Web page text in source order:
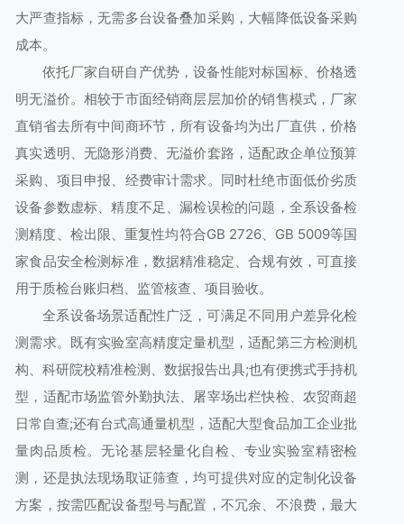
大严查指标，无需多台设备叠加采购，大幅降低设备采购
成本。
依托厂家自研自产优势，设备性能对标国标、价格透
明无溢价。相较于市面经销商层层加价的销售模式，厂家
直销省去所有中间商环节，所有设备均为出厂直供，价格
真实透明、无隐形消费、无溢价套路，适配政企单位预算
采购、项目申报、经费审计需求。同时杜绝市面低价劣质
设备参数虚标、精度不足、漏检误检的问题，全系设备检
测精度、检出限、重复性均符合GB 2726、GB 5009等国
家食品安全检测标准，数据精准稳定、合规有效，可直接
用于质检台账归档、监管核查、项目验收。
全系设备场景适配性广泛，可满足不同用户差异化检
测需求。既有实验室高精度定量机型，适配第三方检测机
构、科研院校精准检测、数据报告出具;也有便携式手持机
型，适配市场监管外勤执法、屠宰场出栏快检、农贸商超
日常自查;还有台式高通量机型，适配大型食品加工企业批
量肉品质检。无论基层轻量化自检、专业实验室精密检
测，还是执法现场取证筛查，均可提供对应的定制化设备
方案，按需匹配设备型号与配置，不冗余、不浪费，最大